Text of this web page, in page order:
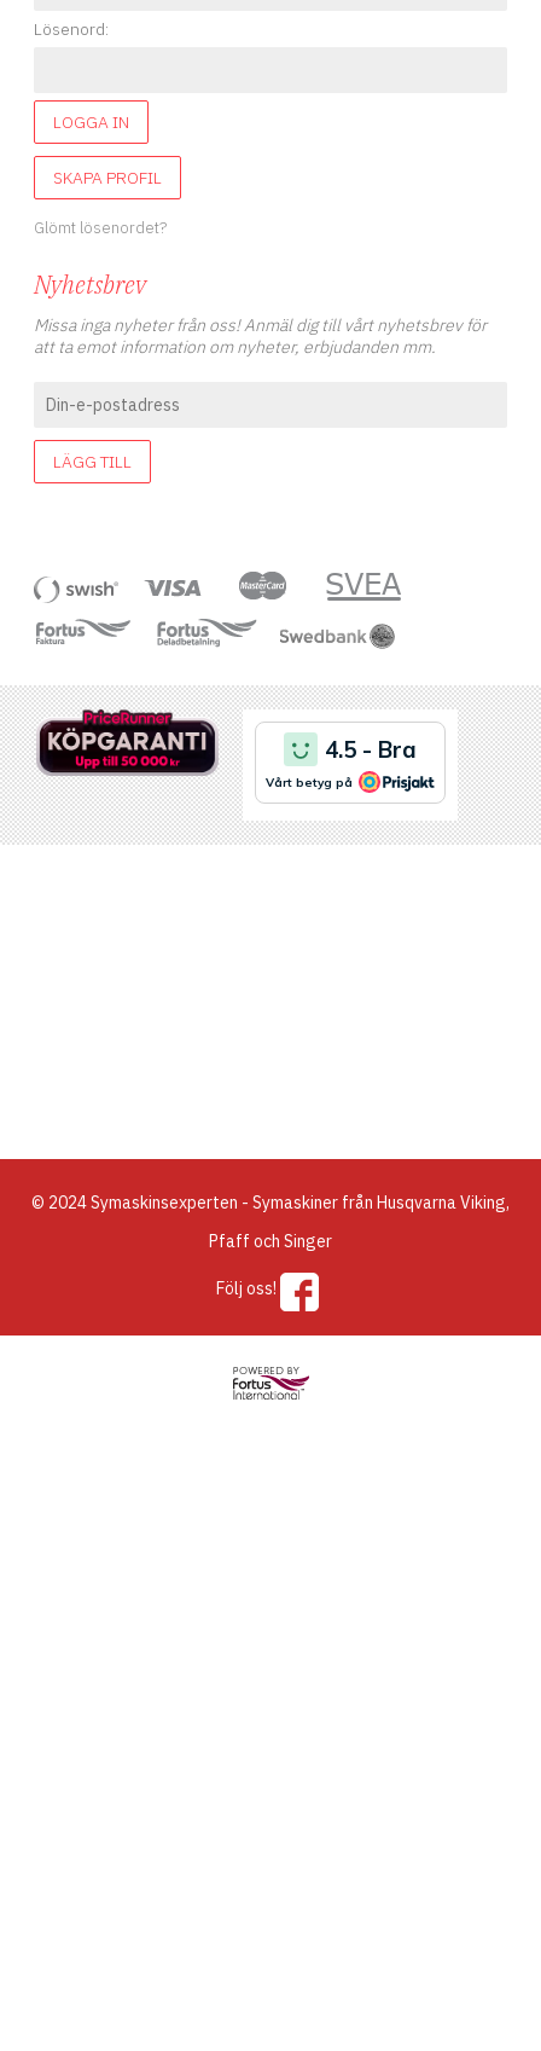
Lösenord:
LOGGA IN
SKAPA PROFIL
Glömt lösenordet?
Nyhetsbrev
Missa inga nyheter från oss! Anmäl dig till vårt nyhetsbrev för
att ta emot information om nyheter, erbjudanden mm.
LÄGG TILL
© 2024 Symaskinsexperten - Symaskiner från Husqvarna Viking,
Pfaff och Singer
Följ oss!